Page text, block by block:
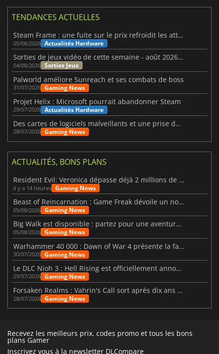
TENDANCES ACTUELLES
Steam Frame : une fuite sur le prix refroidit les attentes VR
05/08/2026 Actualités Hardware
Sorties de jeux vidéo de cette semaine - août 2026 (semaine 32)
04/08/2026 Sorties Jeux
Palworld améliore Sunreach et ses combats de boss
31/07/2026 Gaming News
Projet Helix : Microsoft pourrait abandonner Steam
29/07/2026 Actualités Hardware
Des cartes de logiciels malveillants et une prise de contrôle de Discord ont touché Meccha Chameleon
28/07/2026 Gaming News
ACTUALITÉS, BONS PLANS
Resident Evil: Veronica dépasse déjà 2 millions de wishlists
il y a 14 heures Gaming News
Beast of Reincarnation : Game Freak dévoile un nouveau pari
05/08/2026 Gaming News
Big Walk est disponible : partez pour une aventure entre amis
05/08/2026 Gaming News
Warhammer 40 000 : Dawn of War 4 présente la faction des Nécrons
30/07/2026 Gaming News
Le DLC Nioh 3 : Hell Rising est officiellement annoncé
29/07/2026 Gaming News
Forsaken Realms : Vahrin's Call sort après dix ans de développement
28/07/2026 Gaming News
Recevez les meilleurs prix, codes promo et tous les bons
plans Gamer
Inscrivez vous à la newsletter DLCompare